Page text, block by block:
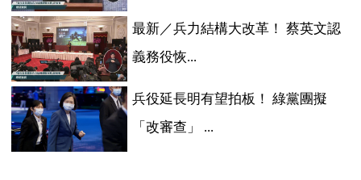
最新／兵力結構大改革！ 蔡英文認
義務役恢...
兵役延長明有望拍板！ 綠黨團擬
「改審查」 ...